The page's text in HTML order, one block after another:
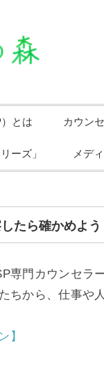
とは カウン
ーズ」 メデ
たら確かめよう
専門カウンセラ
ちから、仕事や
】